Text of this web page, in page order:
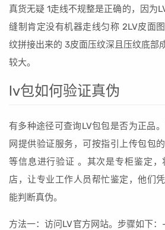
真货无疑 1走线不规整是正确的，因为
缝制肯定没有机器走线匀称 2LV皮面
纹拼接出来的 3皮面压纹深且压纹底部
较大。
lv包如何验证真伪
有多种途径可查询LV包包是否为正品
网提供验证服务，可按指引上传包包
等信息进行验证 。其次是专柜鉴定，
店，让专业工作人员帮忙鉴定，他们
能判断真伪。
方法一：访问LV官方网站。步骤如下